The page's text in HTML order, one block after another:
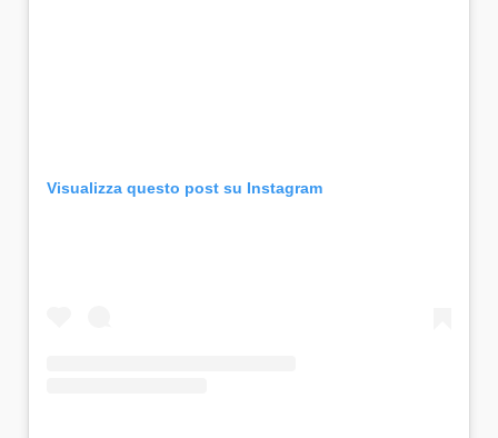
Visualizza questo post su Instagram